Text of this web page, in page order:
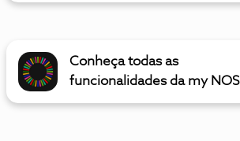
Conheça todas as
funcionalidades da my NOS